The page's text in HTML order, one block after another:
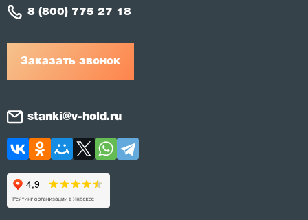
Заказать звонок
8 (800) 775 27 18
stanki@v-hold.ru